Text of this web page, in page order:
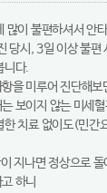
많이 불편하셔서 안
당시, 3일 이상 불편
니다.
을 미루어 진단해보
보이지 않는 미세
한 치료 없이도(민간
지나면 정상으로
하니